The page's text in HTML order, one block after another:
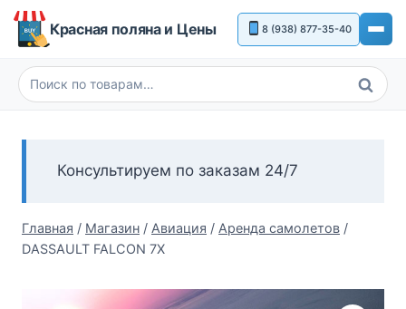
Перейти
Красная поляна и Цены 8 (938) 877-35-40
Искать:
Поиск
Консультируем по заказам 24/7
Главная / Магазин / Авиация / Аренда самолетов /
DASSAULT FALCON 7X